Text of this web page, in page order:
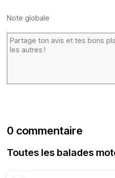
Note globale
0 commentaire
Toutes les balades